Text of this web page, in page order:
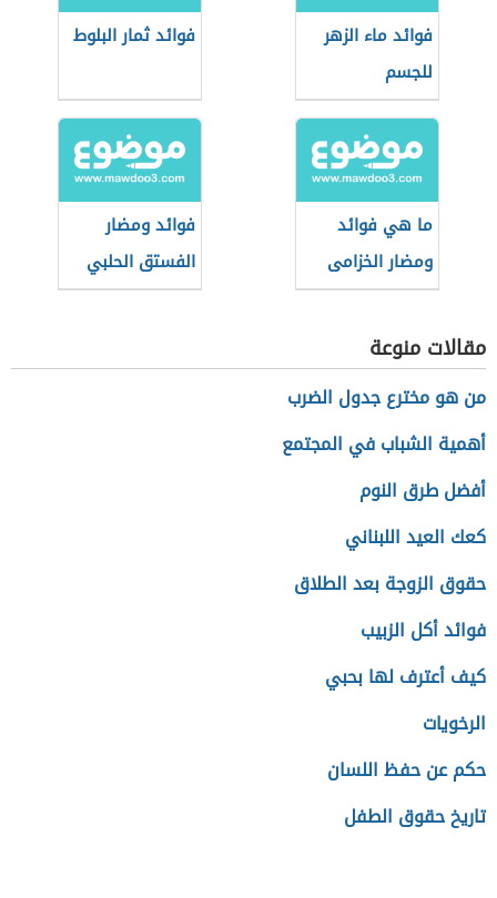
فوائد ماء الزهر
للجسم
فوائد ثمار البلوط
ما هي فوائد
ومضار الخزامى
فوائد ومضار
الفستق الحلبي
مقالات منوعة
من هو مخترع جدول الضرب
أهمية الشباب في المجتمع
أفضل طرق النوم
كعك العيد اللبناني
حقوق الزوجة بعد الطلاق
فوائد أكل الزبيب
كيف أعترف لها بحبي
الرخويات
حكم عن حفظ اللسان
تاريخ حقوق الطفل